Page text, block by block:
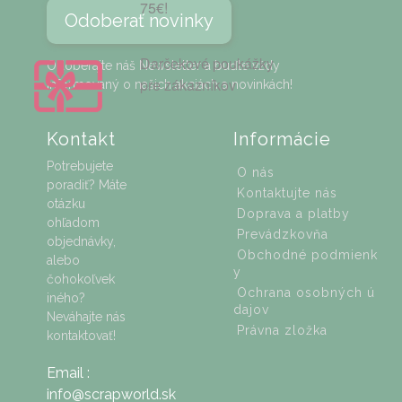
75€!
Darčekové poukážky
pre zákazníkov
Odoberať novinky
Odoberajte náš Newsletter a buďte vždy
informovaný o našich akciách a novinkách!
Informácie
O nás
Kontaktujte nás
Doprava a platby
Prevádzkovňa
Obchodné podmienk
y
Ochrana osobných ú
dajov
Právna zložka
Kontakt
Potrebujete
poradiť? Máte
otázku
ohľadom
objednávky,
alebo
čohokoľvek
iného?
Neváhajte nás
kontaktovať!
Email :
info@scrapworld.sk